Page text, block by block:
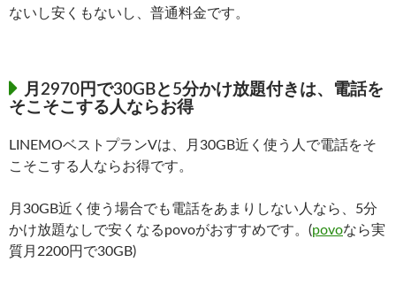
ないし安くもないし、普通料金です。
月2970円で30GBと5分かけ放題付きは、電話を
そこそこする人ならお得
LINEMOベストプランVは、月30GB近く使う人で電話をそ
こそこする人ならお得です。
月30GB近く使う場合でも電話をあまりしない人なら、5分
かけ放題なしで安くなるpovoがおすすめです。(povoなら実
質月2200円で30GB)